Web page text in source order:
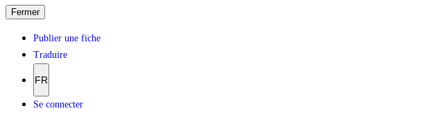
Fermer
Publier une fiche
Traduire
FR
Se connecter